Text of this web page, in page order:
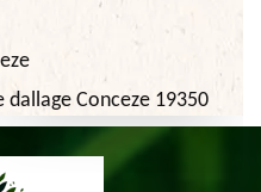
Conceze 19350